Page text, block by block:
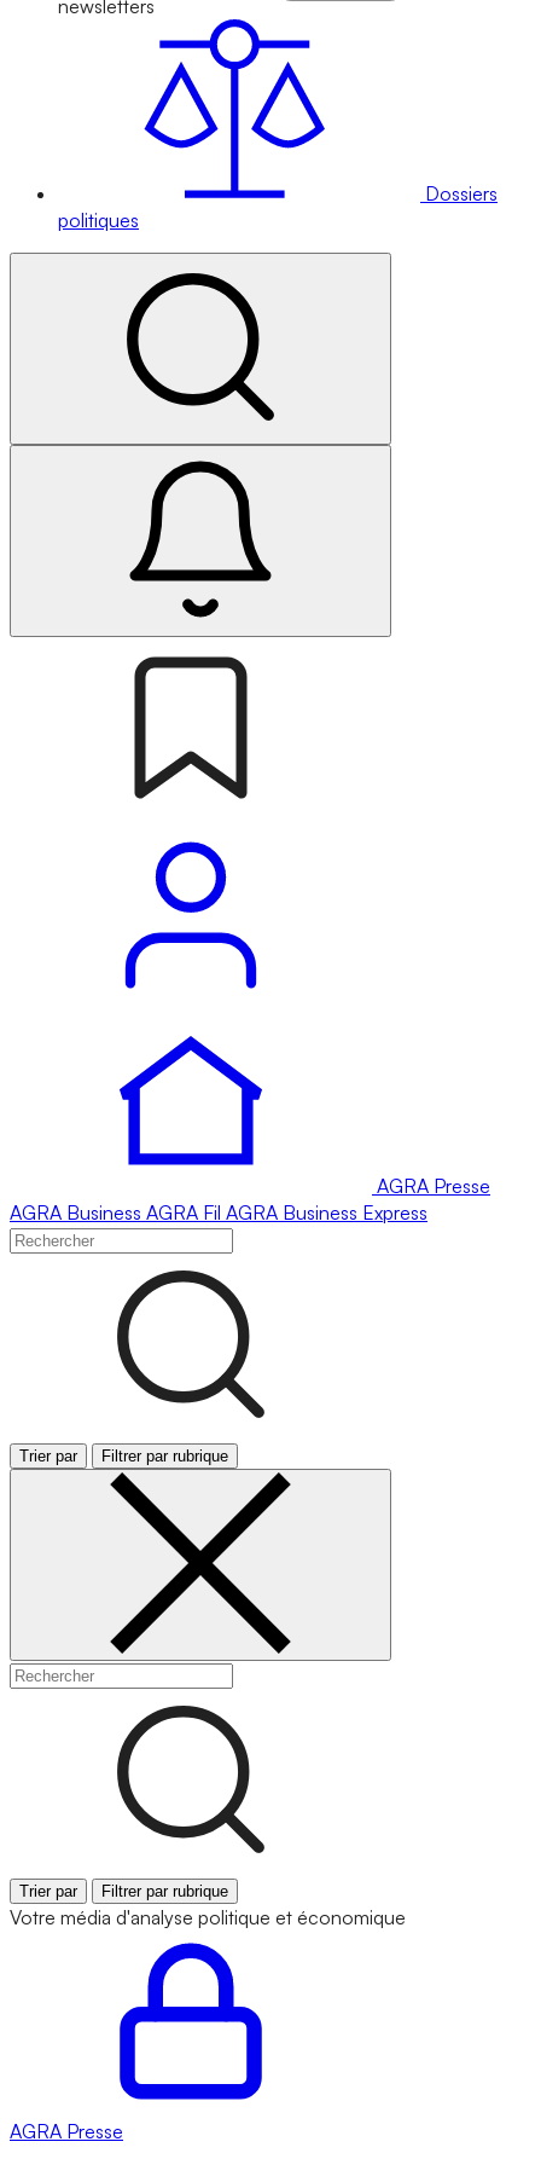
newsletters
Dossiers
politiques
AGRA Presse
AGRA Business AGRA Fil AGRA Business Express
Trier par Filtrer par rubrique
Trier par Filtrer par rubrique
Votre média d'analyse politique et économique
AGRA Presse